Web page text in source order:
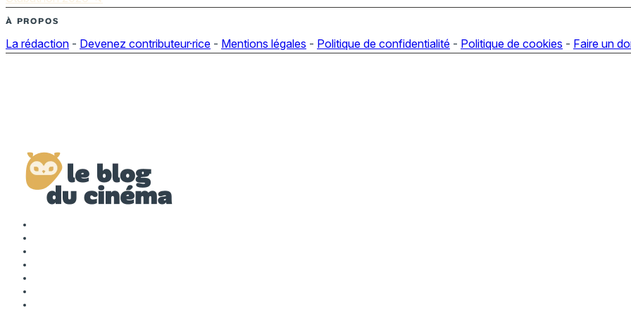
À PROPOS
La rédaction - Devenez contributeur·rice - Mentions légales - Politique de confidentialité - Politique de cookies - Faire un